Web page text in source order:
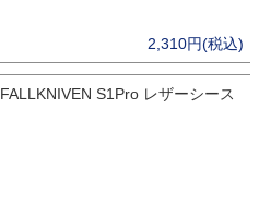
2,310円(税込)
FALLKNIVEN S1Pro レザーシース